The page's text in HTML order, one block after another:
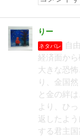
りー
ネタバレ
自
経済面か
大きな恐
り、金国
と金の絆
より、ひ
返したよ
する君主